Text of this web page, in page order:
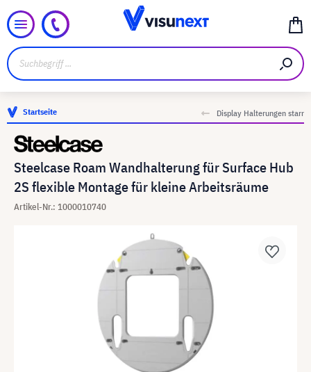
Startseite Display Halterungen starr
Steelcase Roam Wandhalterung für Surface Hub
2S flexible Montage für kleine Arbeitsräume
Artikel-Nr.: 1000010740